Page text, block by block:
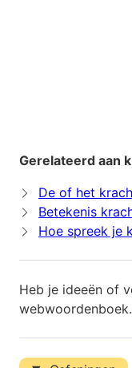
Gerelateerd aan
De of het
Betekenis
Hoe spreek je
Heb je ideeën of